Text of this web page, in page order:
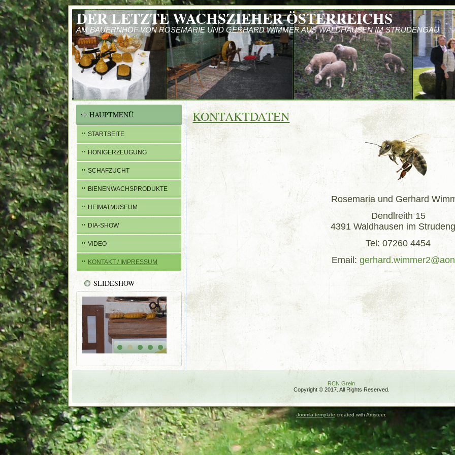
DER LETZTE WACHSZIEHER ÖSTERREICHS
AM BAUERNHOF VON ROSEMARIE UND GERHARD WIMMER AUS WALDHAUSEN IM STRUDENGAU
HAUPTMENÜ
STARTSEITE
HONIGERZEUGUNG
SCHAFZUCHT
BIENENWACHSPRODUKTE
HEIMATMUSEUM
DIA-SHOW
VIDEO
KONTAKT / IMPRESSUM
SLIDESHOW
KONTAKTDATEN
Rosemaria und Gerhard
Dendlreith 15
4391 Waldhausen im
Tel: 07260 4454
Email:
RCN Grein
Copyright © 2017. All Rights Reserved.
Joomla template created with Artisteer.